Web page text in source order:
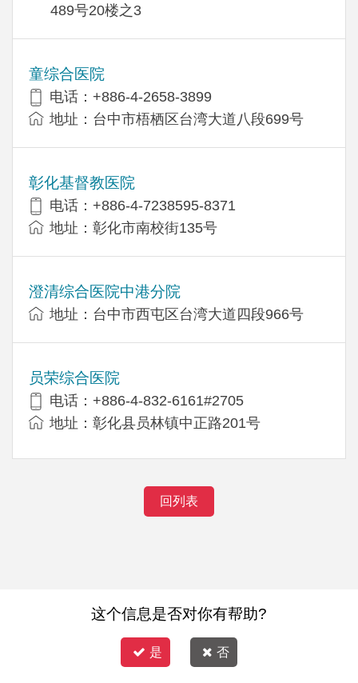
489号20楼之3
童综合医院
电话：+886-4-2658-3899
地址：台中市梧栖区台湾大道八段699号
彰化基督教医院
电话：+886-4-7238595-8371
地址：彰化市南校街135号
澄清综合医院中港分院
地址：台中市西屯区台湾大道四段966号
员荣综合医院
电话：+886-4-832-6161#2705
地址：彰化县员林镇中正路201号
回列表
这个信息是否对你有帮助?
是 否